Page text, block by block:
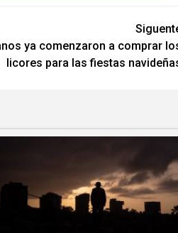
ya comenzaron a comprar
licores para las fiestas